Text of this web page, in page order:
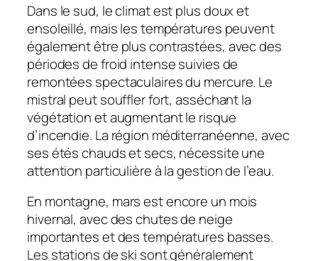
Dans le sud, le climat est plus doux et
ensoleillé, mais les températures peuvent
également être plus contrastées, avec des
périodes de froid intense suivies de
remontées spectaculaires du mercure. Le
mistral peut souffler fort, asséchant la
végétation et augmentant le risque
d’incendie. La région méditerranéenne, avec
ses étés chauds et secs, nécessite une
attention particulière à la gestion de l’eau.
En montagne, mars est encore un mois
hivernal, avec des chutes de neige
importantes et des températures basses.
Les stations de ski sont généralement